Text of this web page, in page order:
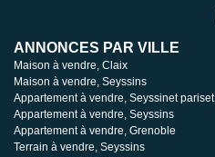
ANNONCES PAR VILLE
Maison à vendre, Claix
Maison à vendre, Seyssins
Appartement à vendre, Seyssinet pariset
Appartement à vendre, Seyssins
Appartement à vendre, Grenoble
Terrain à vendre, Seyssins